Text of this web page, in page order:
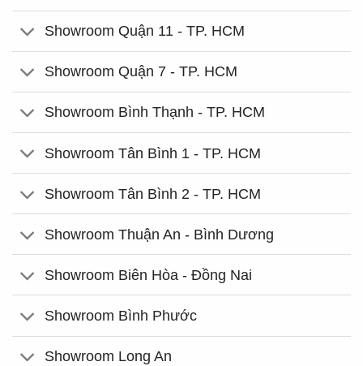
Showroom Quận 11 - TP. HCM
Showroom Quận 7 - TP. HCM
Showroom Bình Thạnh - TP. HCM
Showroom Tân Bình 1 - TP. HCM
Showroom Tân Bình 2 - TP. HCM
Showroom Thuận An - Bình Dương
Showroom Biên Hòa - Đồng Nai
Showroom Bình Phước
Showroom Long An